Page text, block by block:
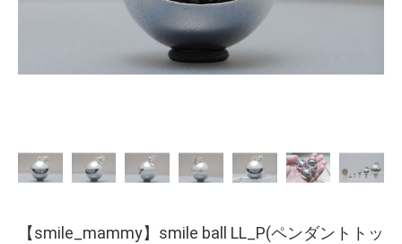
【smile_mammy】smile ball LL_P(ペンダントトッ